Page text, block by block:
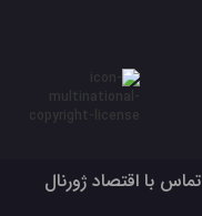
تماس با اقتصاد ژورنال